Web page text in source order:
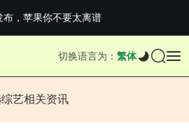
布，苹果你不要太离谱
官：全满贯对上全满亚，德约...
》正式上线，官...
切换语言为： 繁体
艺相关资讯